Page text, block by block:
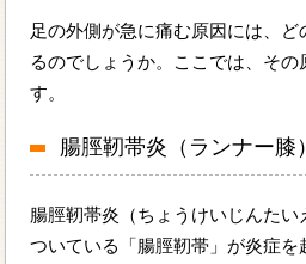
足の外側が急に痛む原因には、
るのでしょうか。ここでは、その
す。
腸脛靭帯炎（ランナー膝）
腸脛靭帯炎（ちょうけいじんたい
ついている「腸脛靭帯」が炎症